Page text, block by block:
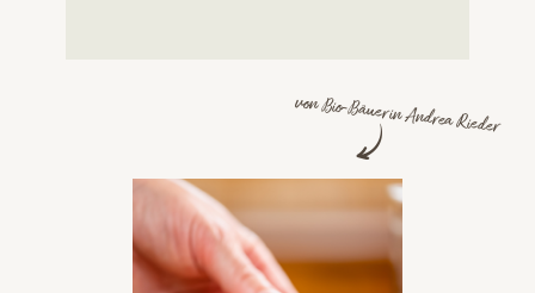
von Bio-Bäuerin Andrea Rieder